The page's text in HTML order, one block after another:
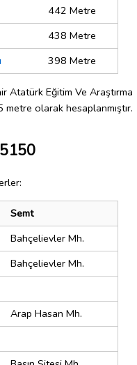
442 Metre
438 Metre
398 Metre
Atatürk Eğitim Ve Araştırma
olarak hesaplanmıştır.
Semt
Bahçelievler Mh.
Bahçelievler Mh.
Arap Hasan Mh.